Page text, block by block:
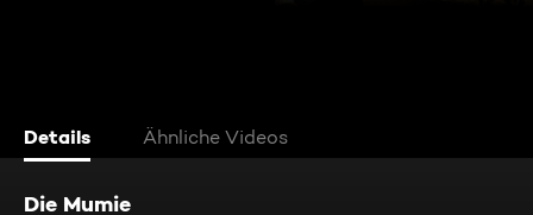
Details Ähnliche Videos
Die Mumie